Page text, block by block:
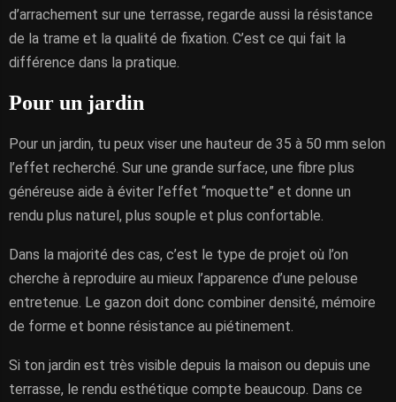
d’arrachement sur une terrasse, regarde aussi la résistance
de la trame et la qualité de fixation. C’est ce qui fait la
différence dans la pratique.
Pour un jardin
Pour un jardin, tu peux viser une hauteur de 35 à 50 mm selon
l’effet recherché. Sur une grande surface, une fibre plus
généreuse aide à éviter l’effet “moquette” et donne un
rendu plus naturel, plus souple et plus confortable.
Dans la majorité des cas, c’est le type de projet où l’on
cherche à reproduire au mieux l’apparence d’une pelouse
entretenue. Le gazon doit donc combiner densité, mémoire
de forme et bonne résistance au piétinement.
Si ton jardin est très visible depuis la maison ou depuis une
terrasse, le rendu esthétique compte beaucoup. Dans ce